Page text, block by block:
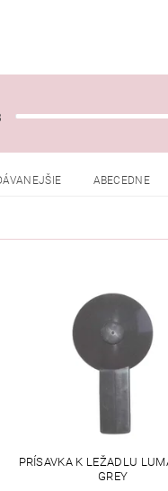
ABECEDNE
PRÍSAVKA K LEŽADLU
GREY